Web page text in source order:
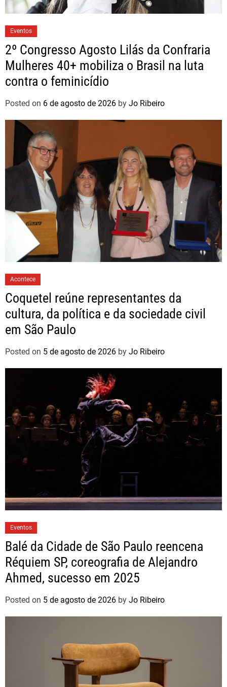
Eventos
2º Congresso Agosto Lilás da Confraria
Mulheres 40+ mobiliza o Brasil na luta
contra o feminicídio
Posted on 6 de agosto de 2026 by Jo Ribeiro
Acontece
Coquetel reúne representantes da
cultura, da política e da sociedade civil
em São Paulo
Posted on 5 de agosto de 2026 by Jo Ribeiro
Eventos
Balé da Cidade de São Paulo reencena
Réquiem SP, coreografia de Alejandro
Ahmed, sucesso em 2025
Posted on 5 de agosto de 2026 by Jo Ribeiro